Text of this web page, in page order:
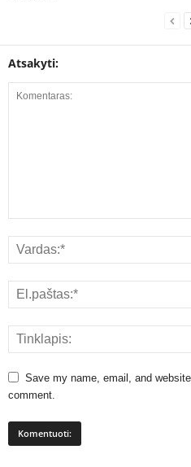
Atsakyti:
Save my name, email, and
comment.